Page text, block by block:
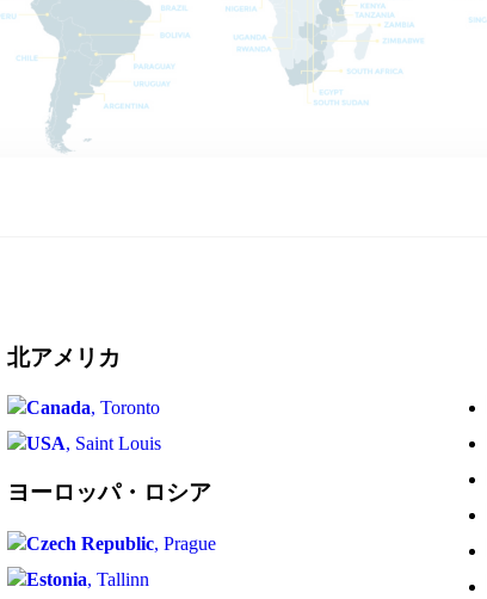
北アメリカ
Canada, Toronto
USA, Saint Louis
ヨーロッパ・ロシア
Czech Republic, Prague
Estonia, Tallinn